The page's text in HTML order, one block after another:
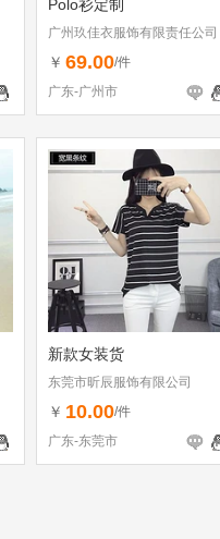
Polo衫定制
广州玖佳衣服饰有限责任公司
￥ 69.00/件
广东-广州市
新款女装货
东莞市昕辰服饰有限公司
￥ 10.00/件
广东-东莞市